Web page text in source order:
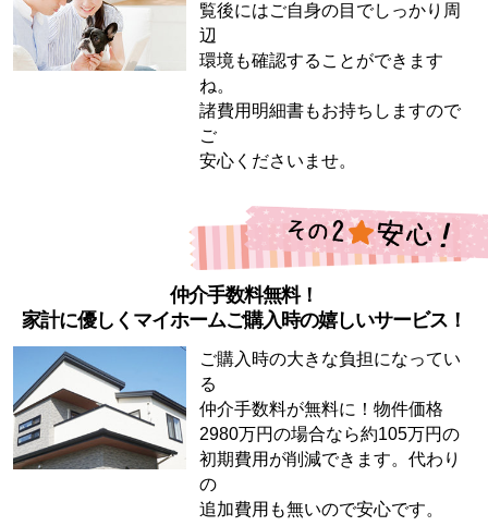
覧後にはご自身の目でしっかり周
辺
環境も確認することができます
ね。
諸費用明細書もお持ちしますので
ご
安心くださいませ。
仲介手数料無料！
家計に優しくマイホームご購入時の嬉しいサービス！
ご購入時の大きな負担になってい
る
仲介手数料が無料に！物件価格
2980万円の場合なら約105万円の
初期費用が削減できます。代わり
の
追加費用も無いので安心です。